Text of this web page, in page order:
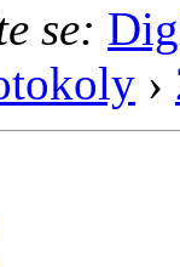
se:
›